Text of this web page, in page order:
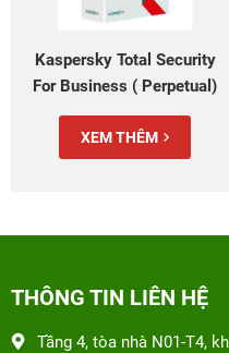
Kaspersky Total Security
For Business ( Perpetual)
XEM THÊM
THÔNG TIN LIÊN HỆ
Tầng 4, tòa nhà N01-T4,